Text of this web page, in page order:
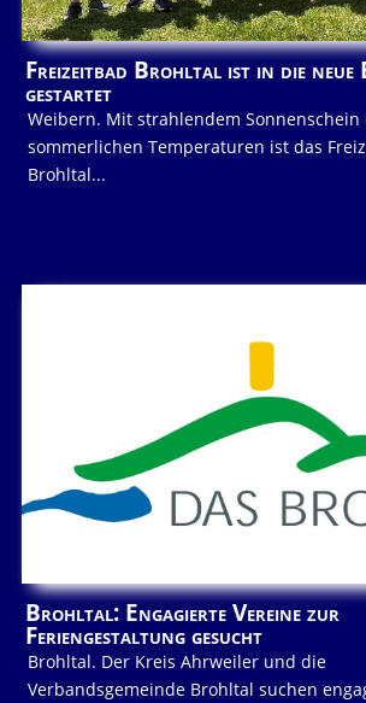
Freizeitbad Brohltal ist in die neue
gestartet
Weibern. Mit strahlendem Sonnenschein
sommerlichen Temperaturen ist das
Brohltal...
Brohltal: Engagierte Vereine zur
Feriengestaltung gesucht
Brohltal. Der Kreis Ahrweiler und die
Verbandsgemeinde Brohltal suchen